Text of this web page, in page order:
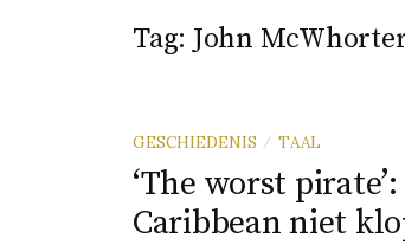
Tag: John
GESCHIEDENIS / TAAL
‘The worst
Caribbean niet